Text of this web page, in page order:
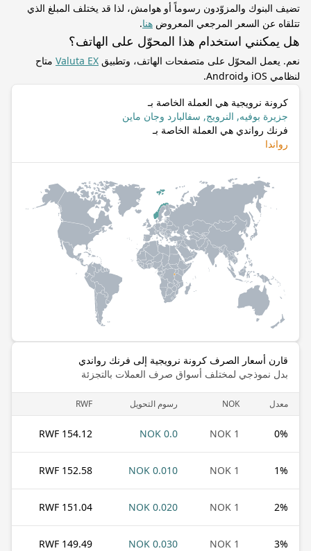
تضيف البنوك والمزوّدون رسوماً أو هوامش، لذا قد يختلف المبلغ الذي
تتلقاه عن السعر المرجعي المعروض هنا.
هل يمكنني استخدام هذا المحوّل على الهاتف؟
نعم. يعمل المحوّل على متصفحات الهاتف، وتطبيق Valuta EX متاح
لنظامي iOS وAndroid.
كرونة نرويجية هي العملة الخاصة بـ
جزيرة بوفيه, النرويج, سفالبارد وجان ماين
فرنك رواندي هي العملة الخاصة بـ
رواندا
قارن أسعار الصرف كرونة نرويجية إلى فرنك رواندي
بدل نموذجي لمختلف أسواق صرف العملات بالتجزئة
معدل NOK رسوم التحويل RWF
0%
1 NOK
0.0 NOK
154.12 RWF
1%
1 NOK
0.010 NOK
152.58 RWF
2%
1 NOK
0.020 NOK
151.04 RWF
3%
1 NOK
0.030 NOK
149.49 RWF